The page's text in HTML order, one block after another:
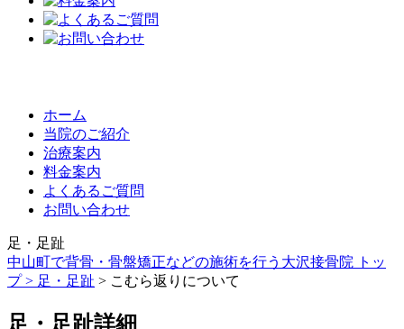
ホーム
当院のご紹介
治療案内
料金案内
よくあるご質問
お問い合わせ
足・足趾
中山町で背骨・骨盤矯正などの施術を行う大沢接骨院 トッ
プ > 足・足趾 > こむら返りについて
足・足趾詳細